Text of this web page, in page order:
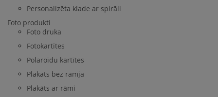
Personalizēta klade ar spirāli
Foto produkti
Foto druka
Fotokartītes
Polaroīdu kartītes
Plakāts bez rāmja
Plakāts ar rāmi